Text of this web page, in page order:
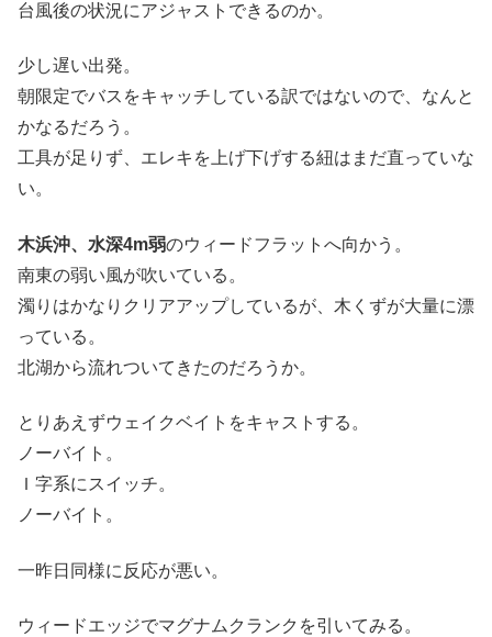
台風後の状況にアジャストできるのか。
少し遅い出発。
朝限定でバスをキャッチしている訳ではないので、なんと
かなるだろう。
工具が足りず、エレキを上げ下げする紐はまだ直っていな
い。
木浜沖、水深4m弱のウィードフラットへ向かう。
南東の弱い風が吹いている。
濁りはかなりクリアアップしているが、木くずが大量に漂
っている。
北湖から流れついてきたのだろうか。
とりあえずウェイクベイトをキャストする。
ノーバイト。
Ｉ字系にスイッチ。
ノーバイト。
一昨日同様に反応が悪い。
ウィードエッジでマグナムクランクを引いてみる。